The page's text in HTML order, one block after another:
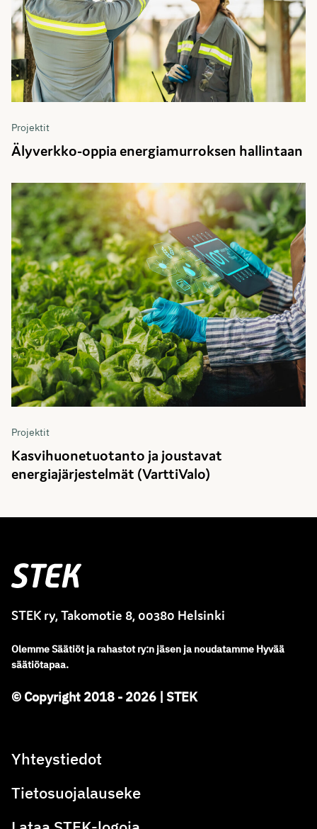
Projektit
Älyverkko-oppia energiamurroksen hallintaan
Projektit
Kasvihuonetuotanto ja joustavat
energiajärjestelmät (VarttiValo)
Stek
STEK ry, Takomotie 8, 00380 Helsinki
OlemmeSäätiöt ja rahastot ry:n jäsen ja noudatamme Hyvää
säätiötapaa.
© Copyright 2018 - 2026 | STEK
Yhteystiedot
Tietosuojalauseke